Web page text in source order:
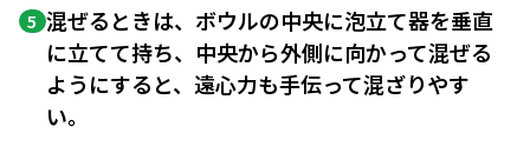
5 混ぜるときは、ボウルの中央に泡立て器を垂直
に立てて持ち、中央から外側に向かって混ぜる
ようにすると、遠心力も手伝って混ざりやす
い。